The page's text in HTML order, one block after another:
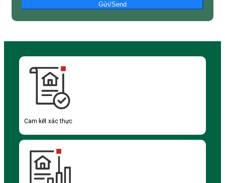
Gửi/Send
Cam kết xác thực